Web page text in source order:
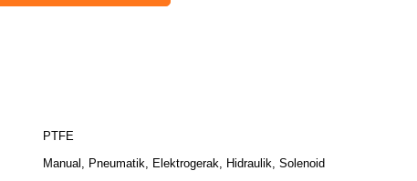
PTFE
Manual, Pneumatik, Elektrogerak, Hidraulik, Solenoid